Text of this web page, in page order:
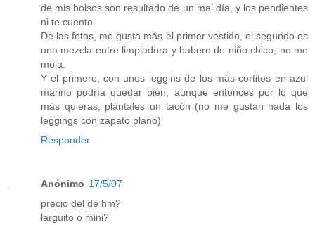
de mis bolsos son resultado de un mal día, y los pendientes
ni te cuento.
De las fotos, me gusta más el primer vestido, el segundo es
una mezcla entre limpiadora y babero de niño chico, no me
mola.
Y el primero, con unos leggins de los más cortitos en azul
marino podría quedar bien, aunque entonces por lo que
más quieras, plántales un tacón (no me gustan nada los
leggings con zapato plano)
Responder
Anónimo 17/5/07
precio del de hm?
larguito o mini?